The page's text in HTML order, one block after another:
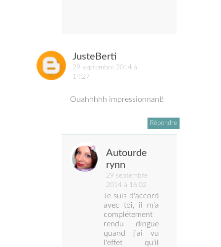
JusteBerti
29 septembre 2014 à
14:27
Ouahhhhh impressionnant!
Répondre
Autourde
rynn
29 septembre
2014 à 16:02
Je suis d'accord
avec toi, il m'a
complétement
rendu dingue
quand j'ai vu
l'effet qu'il